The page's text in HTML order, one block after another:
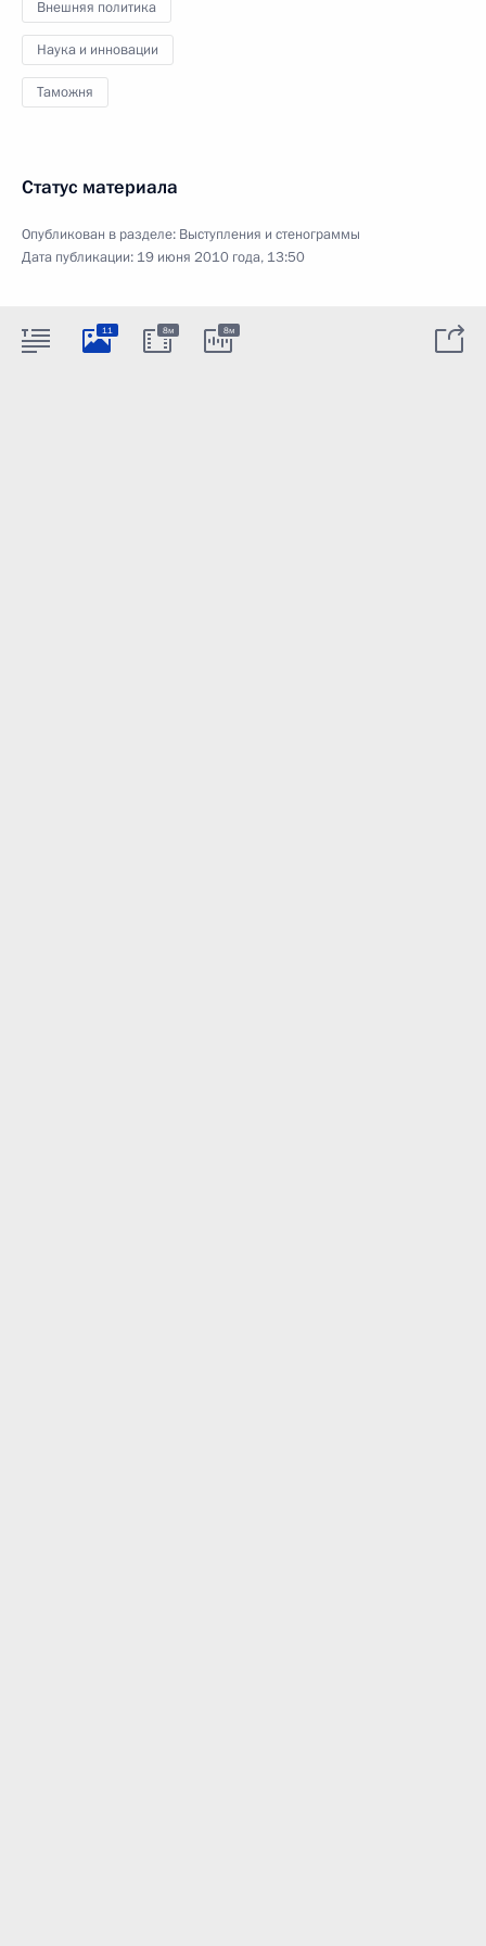
Внешняя политика
Наука и инновации
Таможня
Статус материала
Опубликован в разделе: Выступления и стенограммы
Дата публикации: 19 июня 2010 года, 13:50
11 8м 8м